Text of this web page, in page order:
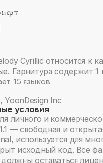
Cyrillic относится к
Гарнитура содержит 1
15 языков.
YoonDesign Inc
условия
личного и
— свободная и
используется для
исходный код. Все
должны оставаться